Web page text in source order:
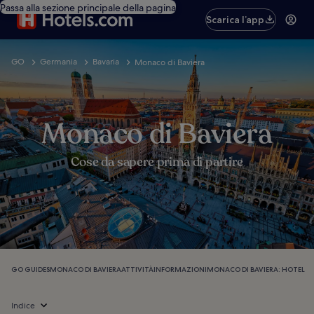
Passa alla sezione principale della pagina
Scarica l’app
GO Germania Bavaria Monaco di Baviera
Monaco di Baviera
Cose da sapere prima di partire
GO GUIDESMONACO DI BAVIERAATTIVITÀINFORMAZIONIMONACO DI BAVIERA: HOTEL
Indice